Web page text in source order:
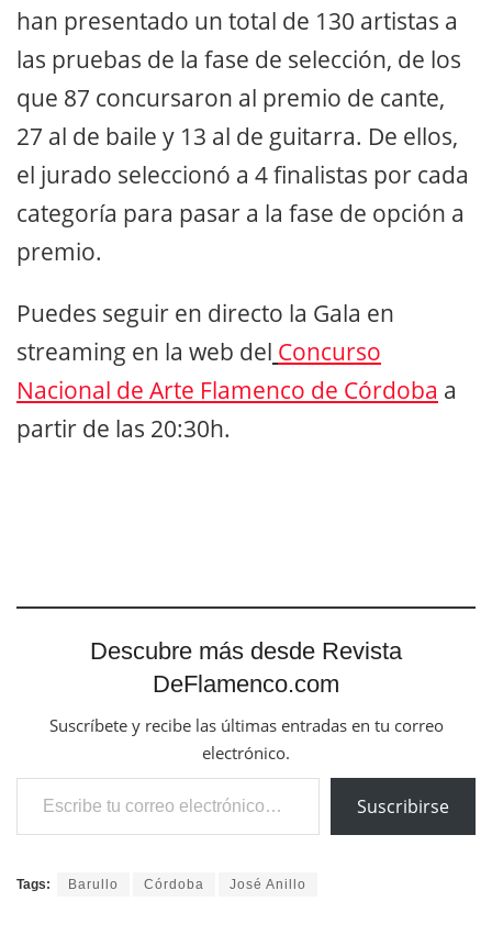
han presentado un total de 130 artistas a
las pruebas de la fase de selección, de los
que 87 concursaron al premio de cante,
27 al de baile y 13 al de guitarra. De ellos,
el jurado seleccionó a 4 finalistas por cada
categoría para pasar a la fase de opción a
premio.
Puedes seguir en directo la Gala en
streaming en la web del Concurso
Nacional de Arte Flamenco de Córdoba a
partir de las 20:30h.
Descubre más desde Revista
DeFlamenco.com
Suscríbete y recibe las últimas entradas en tu correo
electrónico.
Escribe tu correo electrónico…
Suscribirse
Tags: Barullo Córdoba José Anillo